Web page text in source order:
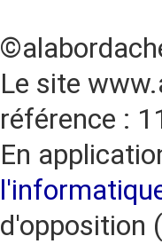
Le site
référence :
En
d'opposition